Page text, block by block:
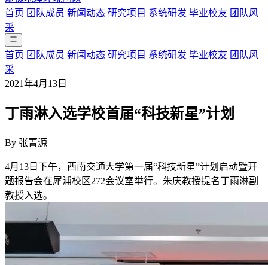
首页 团队成员 新闻动态 研究项目 系统研发 毕业校友 团队风
采
首页 团队成员 新闻动态 研究项目 系统研发 毕业校友 团队风
采
2021年4月13日
丁雨淋入选学校首届“科技新星”计划
By 张菁源
4月13日下午，西南交通大学第一届“科技新星”计划启动暨开
题报告会在犀浦校区272会议室举行。朱庆教授提名丁雨淋副
教授入选。